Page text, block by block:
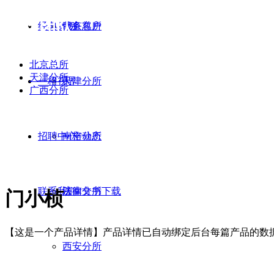
服务客户
北京总所
天津分所
南宁分所
济南分所
西安分所
经典案例
一格视界
一格动态
法律文书下载
招聘中心
联系我们
一格团队
北京总所
天津分所
广西分所
门小桢
【这是一个产品详情】产品详情已自动绑定后台每篇产品的数